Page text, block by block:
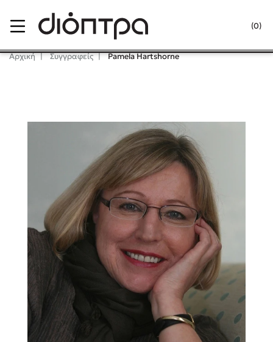
(0)
Κλείσιμο
Lidia Branković
Το ξενοδοχείο των συναισθημάτων
Χάρης Πολίτης
Καθρέφτης
Αρχική Συγγραφείς Pamela Hartshorne